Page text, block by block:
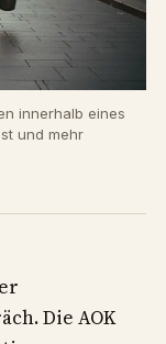
innerhalb eines
und mehr
Die AOK